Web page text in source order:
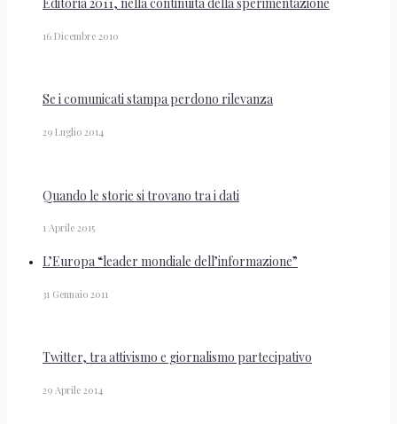
16 Dicembre 2010
Se i comunicati stampa perdono rilevanza
29 Luglio 2014
Quando le storie si trovano tra i dati
1 Aprile 2015
L’Europa “leader mondiale dell’informazione”
31 Gennaio 2011
Twitter, tra attivismo e giornalismo partecipativo
29 Aprile 2014